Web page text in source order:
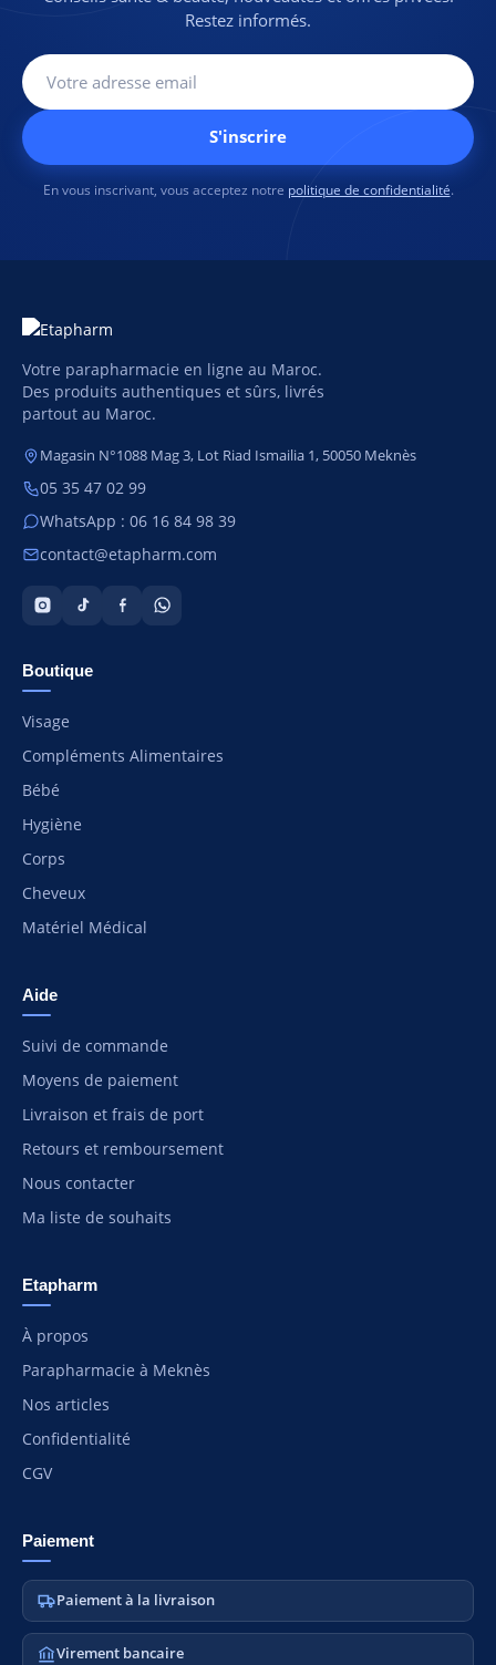
Restez informés.
S'inscrire
En vous inscrivant, vous acceptez notre politique de confidentialité.
Votre parapharmacie en ligne au Maroc.
Des produits authentiques et sûrs, livrés
partout au Maroc.
Magasin N°1088 Mag 3, Lot Riad Ismailia 1, 50050 Meknès
05 35 47 02 99
WhatsApp : 06 16 84 98 39
contact@etapharm.com
Boutique
Visage
Compléments Alimentaires
Bébé
Hygiène
Corps
Cheveux
Matériel Médical
Aide
Suivi de commande
Moyens de paiement
Livraison et frais de port
Retours et remboursement
Nous contacter
Ma liste de souhaits
Etapharm
À propos
Parapharmacie à Meknès
Nos articles
Confidentialité
CGV
Paiement
Paiement à la livraison
Virement bancaire